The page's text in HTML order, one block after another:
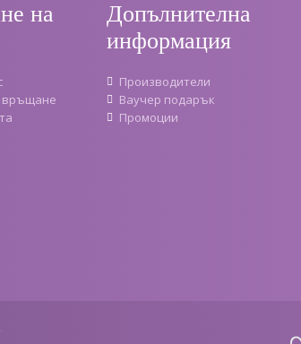
на
връщане
Допълнителна
информация
Производители
Ваучер подарък
Промоции
.